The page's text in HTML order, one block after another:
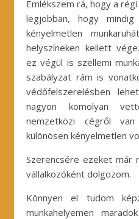
Emlékszem rá, hogy a régi munkámban azt utáltam a
legjobban, hogy
kényelmetlen
helyszíneken kellett
ez végül is szellemi
szabályzat rám is
védőfelszerelésben
nagyon komolyan
nemzetközi cégről
különösen kényelmetlen
Szerencsére ezeket már
vállalkozóként dolgozom.
Könnyen el tudom
munkahelyemen